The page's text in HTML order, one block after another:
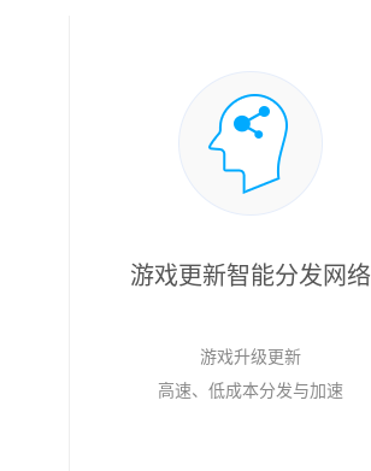
游戏更新智能分发网络
游戏升级更新
高速、低成本分发与加速